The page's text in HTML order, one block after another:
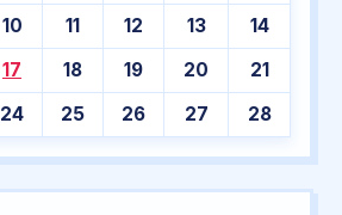
10 11 12 13
14
17 18 19 20
21
24 25 26 27 28